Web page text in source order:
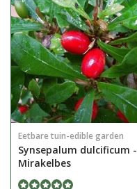
Eetbare tuin-edible garden
Synsepalum dulcificum -
Mirakelbes